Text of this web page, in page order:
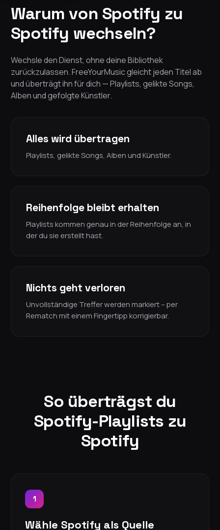
Warum von Spotify zu
Spotify wechseln?
Wechsle den Dienst, ohne deine Bibliothek
zurückzulassen. FreeYourMusic gleicht jeden Titel ab
und überträgt ihn für dich — Playlists, gelikte Songs,
Alben und gefolgte Künstler.
Alles wird übertragen
Playlists, gelikte Songs, Alben und Künstler.
Reihenfolge bleibt erhalten
Playlists kommen genau in der Reihenfolge an, in
der du sie erstellt hast.
Nichts geht verloren
Unvollständige Treffer werden markiert – per
Rematch mit einem Fingertipp korrigierbar.
So überträgst du
Spotify-Playlists zu
Spotify
1
Wähle Spotify als Quelle